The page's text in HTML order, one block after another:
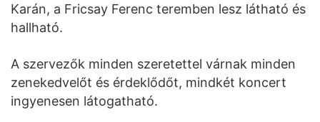
Karán, a Fricsay Ferenc teremben lesz látható és
hallható.
A szervezők minden szeretettel várnak minden
zenekedvelőt és érdeklődőt, mindkét koncert
ingyenesen látogatható.